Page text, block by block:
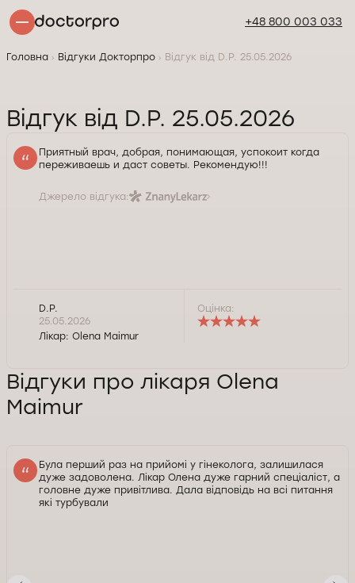
+48 800 003 033
Головна Відгуки Докторпро Відгук від D.P. 25.05.2026
Відгук від D.P. 25.05.2026
Приятный врач, добрая, понимающая, успокоит когда
переживаешь и даст советы. Рекомендую!!!
Джерело відгука:
D.P.
25.05.2026
Лікар: Olena Maimur
Оцінка:
Відгуки про лікаря Olena
Maimur
Була перший раз на прийомі у гінеколога, залишилася
дуже задоволена. Лікар Олена дуже гарний спеціаліст, а
головне дуже привітлива. Дала відповідь на всі питання
які турбували